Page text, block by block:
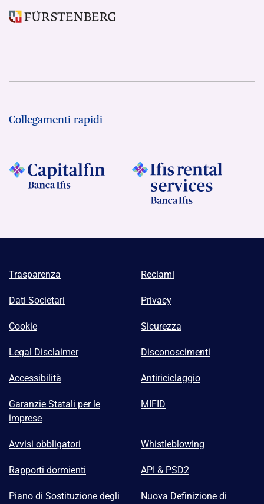
Collegamenti rapidi
Trasparenza Reclami
Dati Societari Privacy
Cookie Sicurezza
Legal Disclaimer Disconoscimenti
Accessibilità Antiriciclaggio
Garanzie Statali per le
imprese
MIFID
Avvisi obbligatori Whistleblowing
Rapporti dormienti API & PSD2
Piano di Sostituzione degli
Nuova Definizione di